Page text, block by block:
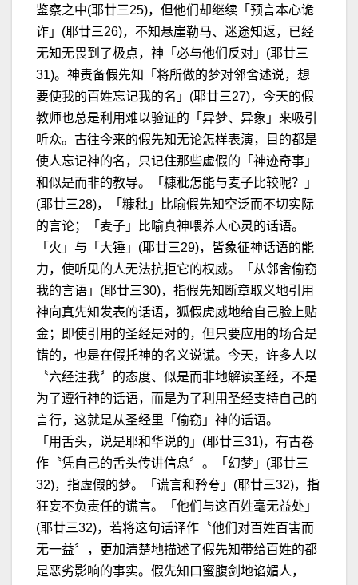
鉴察之中(耶廿三25)，但他们却继续「预言本心诡
诈」(耶廿三26)，不知悬崖勒马、迷途知返，已经
无知无畏到了极点，神「必与他们反对」(耶廿三
31)。神责备假先知「将所做的梦对邻舍述说，想
要使我的百姓忘记我的名」(耶廿三27)，今天的假
教师也总是利用难以验证的「异梦、异象」来吸引
听众。古往今来的假先知无论怎样表演，目的都是
使人忘记神的名，只记住那些虚假的「神迹奇事」
和似是而非的教导。「糠秕怎能与麦子比较呢？」
(耶廿三28)，「糠秕」比喻假先知空泛而不切实际
的言论；「麦子」比喻真神喂养人心灵的话语。
「火」与「大锤」(耶廿三29)，皆象征神话语的能
力，使听见的人无法抗拒它的权威。「从邻舍偷窃
我的言语」(耶廿三30)，指假先知断章取义地引用
神向真先知发表的话语，狐假虎威地给自己脸上贴
金；即使引用的圣经是对的，但只要应用的场合是
错的，也是在假托神的名义说谎。今天，许多人以
〝六经注我〞的态度、似是而非地解读圣经，不是
为了遵行神的话语，而是为了利用圣经支持自己的
言行，这就是从圣经里「偷窃」神的话语。
「用舌头，说是耶和华说的」(耶廿三31)，有古卷
作〝凭自己的舌头传讲信息〞。「幻梦」(耶廿三
32)，指虚假的梦。「谎言和矜夸」(耶廿三32)，指
狂妄不负责任的谎言。「他们与这百姓毫无益处」
(耶廿三32)，若将这句话译作〝他们对百姓百害而
无一益〞，更加清楚地描述了假先知带给百姓的都
是恶劣影响的事实。假先知口蜜腹剑地谄媚人，